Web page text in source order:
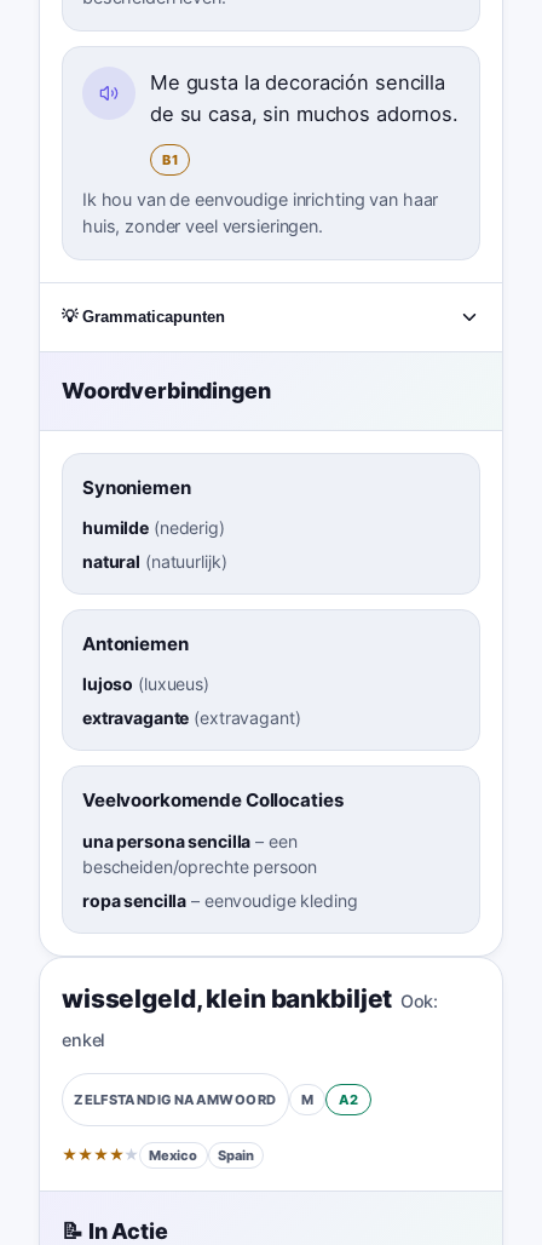
Me gusta la decoración sencilla
de su casa, sin muchos adornos.
B1
Ik hou van de eenvoudige inrichting van haar
huis, zonder veel versieringen.
💡 Grammaticapunten
Woordverbindingen
Synoniemen
humilde (nederig)
natural (natuurlijk)
Antoniemen
lujoso (luxueus)
extravagante (extravagant)
Veelvoorkomende Collocaties
una persona sencilla – een
bescheiden/oprechte persoon
ropa sencilla – eenvoudige kleding
wisselgeld,klein bankbiljet Ook:
enkel
ZELFSTANDIG NAAMWOORD M A2
★★★★★ Mexico Spain
📝 In Actie